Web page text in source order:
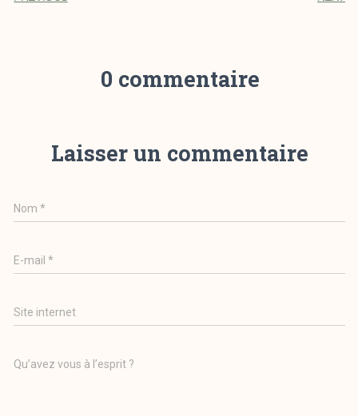
0 commentaire
Laisser un commentaire
Nom*
E-mail*
Site internet
Qu’avez vous à l’esprit ?